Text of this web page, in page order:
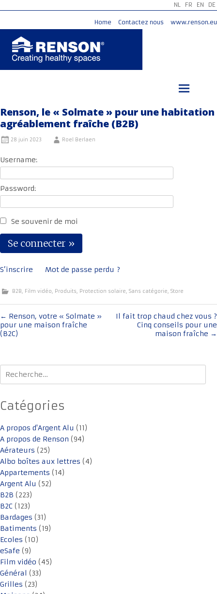
NL FR EN DE
Home Contactez nous www.renson.eu
Renson, le « Solmate » pour une habitation
agréablement fraîche (B2B)
28 juin 2023 Roel Berlaen
Username:
Password:
Se souvenir de moi
S’inscrire Mot de passe perdu ?
B2B, Film vidéo, Produits, Protection solaire, Sans catégorie, Store
Navigation
de
← Renson, votre « Solmate »
pour une maison fraîche
(B2C)
Il fait trop chaud chez vous ?
Cinq conseils pour une
maison fraîche →
Rechercher :
Catégories
A propos d'Argent Alu (11)
A propos de Renson (94)
Aérateurs (25)
Albo boîtes aux lettres (4)
Appartements (14)
Argent Alu (52)
B2B (223)
B2C (123)
Bardages (31)
Batiments (19)
Ecoles (10)
eSafe (9)
Film vidéo (45)
Général (33)
Grilles (23)